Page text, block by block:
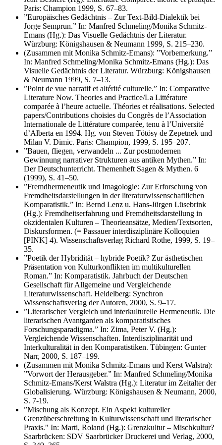
Paris: Champion 1999, S. 67–83.
”Europäisches Gedächtnis – Zur Text-Bild-Dialektik bei
Jorge Semprun.” In: Manfred Schmeling/Monika Schmitz-
Emans (Hg.): Das Visuelle Gedächtnis der Literatur.
Würzburg: Königshausen & Neumann 1999, S. 215–230.
(Zusammen mit Monika Schmitz-Emans): ”Vorbemerkung.”
In: Manfred Schmeling/Monika Schmitz-Emans (Hg.): Das
Visuelle Gedächtnis der Literatur. Würzburg: Königshausen
& Neumann 1999, S. 7–13.
”Point de vue narratif et altérité culturelle.” In: Comparative
Literature Now. Theories and Practice/La Littérature
comparée à l’heure actuelle. Théories et réalisations. Selected
papers/Contributions choisies du Congrès de l’Association
Internationale de Littérature comparée, tenu à l’Université
d’Alberta en 1994. Hg. von Steven Tötösy de Zepetnek und
Milan V. Dimic. Paris: Champion, 1999, S. 195–207.
”Bauen, fliegen, verwandeln ... Zur postmodernen
Gewinnung narrativer Strukturen aus antiken Mythen.” In:
Der Deutschunterricht. Themenheft Sagen & Mythen. 6
(1999), S. 41–50.
”Fremdhermeneutik und Imagologie: Zur Erforschung von
Fremdheitsdarstellungen in der literaturwissenschaftlichen
Komparatistik.” In: Bernd Lenz u. Hans-Jürgen Lüsebrink
(Hg.): Fremdheitserfahrung und Fremdheitsdarstellung in
okzidentalen Kulturen – Theorieansätze, Medien/Textsorten,
Diskursformen. (= Passauer interdisziplinäre Kolloquien
[PINK] 4). Wissenschaftsverlag Richard Rothe, 1999, S. 19–
35.
”Poetik der Hybridität – hybride Poetik? Zur ästhetischen
Präsentation von Kulturkonflikten im multikulturellen
Roman.” In: Komparatistik. Jahrbuch der Deutschen
Gesellschaft für Allgemeine und Vergleichende
Literaturwissenschaft. Heidelberg: Synchron
Wissenschaftsverlag der Autoren, 2000, S. 9–17.
”Literarischer Vergleich und interkulturelle Hermeneutik. Die
literarischen Avantgarden als komparatistisches
Forschungsparadigma.” In: Zima, Peter V. (Hg.):
Vergleichende Wissenschaften. Interdisziplinarität und
Interkulturalität in den Komparatistiken. Tübingen: Gunter
Narr, 2000, S. 187–199.
(Zusammen mit Monika Schmitz-Emans und Kerst Walstra):
”Vorwort der Herausgeber.” In: Manfred Schmeling/Monika
Schmitz-Emans/Kerst Walstra (Hg.): Literatur im Zeitalter der
Globalisierung. Würzburg: Königshausen & Neumann, 2000,
S. 7-19.
”Mischung als Konzept. Ein Aspekt kultureller
Grenzüberschreitung in Kulturwissenschaft und literarischer
Praxis." In: Marti, Roland (Hg.): Grenzkultur – Mischkultur?
Saarbrücken: SDV Saarbrücker Druckerei und Verlag, 2000,